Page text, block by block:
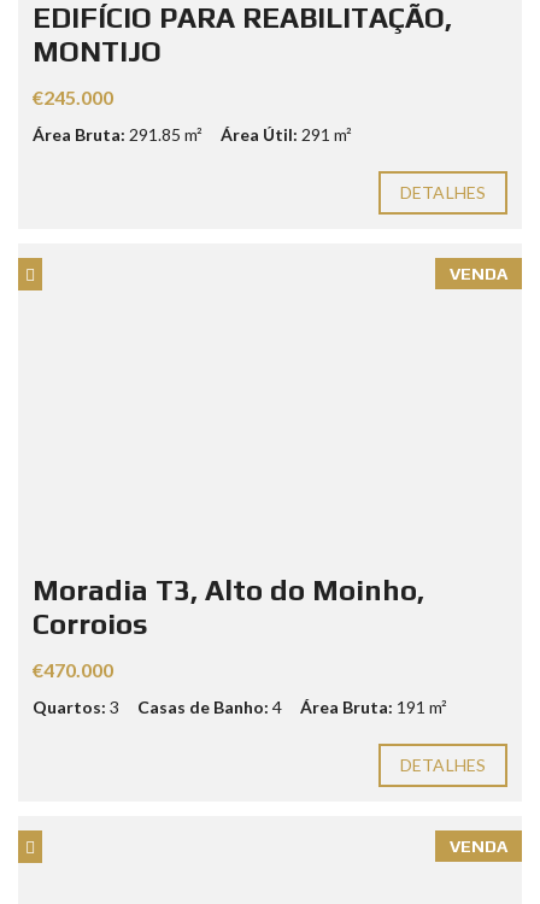
EDIFÍCIO PARA REABILITAÇÃO,
MONTIJO
€245.000
Área Bruta: 291.85 m² Área Útil: 291 m²
DETALHES
VENDA
Moradia T3, Alto do Moinho,
Corroios
€470.000
Quartos: 3 Casas de Banho: 4 Área Bruta: 191 m²
DETALHES
VENDA